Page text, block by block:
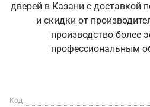
дверей в Казани с доставкой
и скидки от
производство более
профессиональным
Код